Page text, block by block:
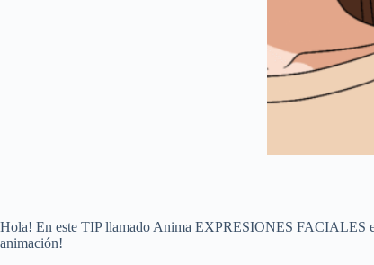
Hola! En este TIP llamado Anima EXPRESIONES FACIALES
animación!